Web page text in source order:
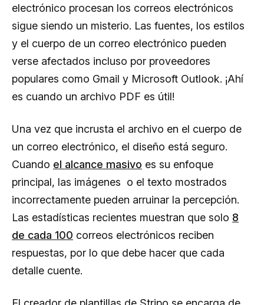
electrónico procesan los correos electrónicos
sigue siendo un misterio. Las fuentes, los estilos
y el cuerpo de un correo electrónico pueden
verse afectados incluso por proveedores
populares como Gmail y Microsoft Outlook. ¡Ahí
es cuando un archivo PDF es útil!
Una vez que incrusta el archivo en el cuerpo de
un correo electrónico, el diseño está seguro.
Cuando el alcance masivo es su enfoque
principal, las imágenes o el texto mostrados
incorrectamente pueden arruinar la percepción.
Las estadísticas recientes muestran que solo 8
de cada 100 correos electrónicos reciben
respuestas, por lo que debe hacer que cada
detalle cuente.